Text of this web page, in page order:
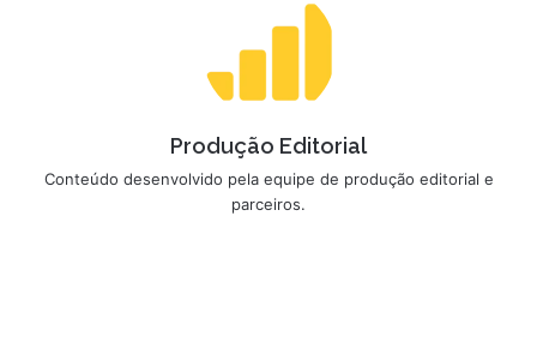
Produção Editorial
Conteúdo desenvolvido pela equipe de produção editorial e
parceiros.